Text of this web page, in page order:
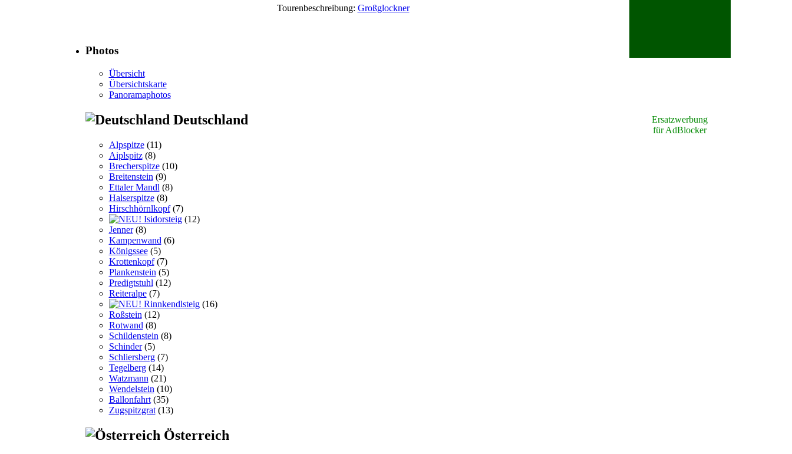
Ersatzwerbung
für AdBlocker
Tourenbeschreibung: Großglockner
Photos
Übersicht
Übersichtskarte
Panoramaphotos
Deutschland
Alpspitze(11)
Aiplspitz(8)
Brecherspitze(10)
Breitenstein (9)
Ettaler Mandl (8)
Halserspitze(8)
Hirschhörnlkopf(7)
Isidorsteig(12)
Jenner(8)
Kampenwand (6)
Königssee(5)
Krottenkopf(7)
Plankenstein (5)
Predigtstuhl (12)
Reiteralpe(7)
Rinnkendlsteig(16)
Roßstein (12)
Rotwand (8)
Schildenstein (8)
Schinder(5)
Schliersberg(7)
Tegelberg(14)
Watzmann (21)
Wendelstein (10)
Ballonfahrt(35)
Zugspitzgrat(13)
Österreich